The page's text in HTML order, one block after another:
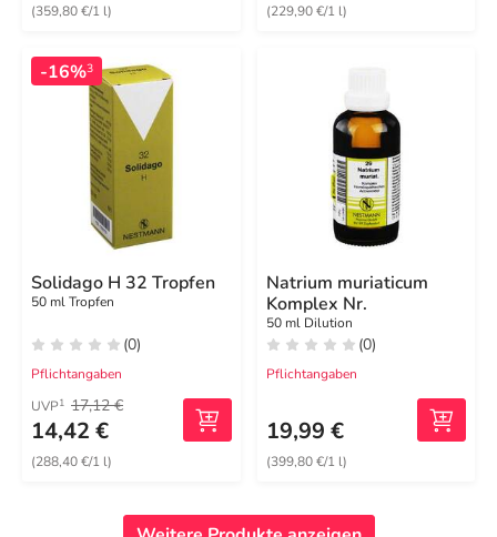
(359,80 €/1 l) (229,90 €/1 l)
-16%3
Solidago H 32 Tropfen
50 ml Tropfen
(0)
Pflichtangaben
UVP1 17,12 €
14,42 €
(288,40 €/1 l)
Natrium muriaticum
Komplex Nr.
50 ml Dilution
(0)
Pflichtangaben
19,99 €
(399,80 €/1 l)